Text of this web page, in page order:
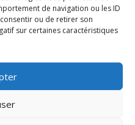
de navigation ou les ID
ou de retirer son
sur certaines caractéristiques